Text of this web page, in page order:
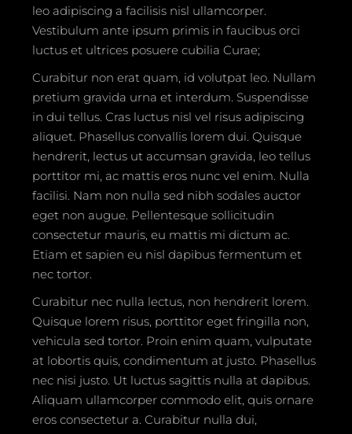
leo adipiscing a facilisis nisl ullamcorper.
Vestibulum ante ipsum primis in faucibus orci
luctus et ultrices posuere cubilia Curae;
Curabitur non erat quam, id volutpat leo. Nullam
pretium gravida urna et interdum. Suspendisse
in dui tellus. Cras luctus nisl vel risus adipiscing
aliquet. Phasellus convallis lorem dui. Quisque
hendrerit, lectus ut accumsan gravida, leo tellus
porttitor mi, ac mattis eros nunc vel enim. Nulla
facilisi. Nam non nulla sed nibh sodales auctor
eget non augue. Pellentesque sollicitudin
consectetur mauris, eu mattis mi dictum ac.
Etiam et sapien eu nisl dapibus fermentum et
nec tortor.
Curabitur nec nulla lectus, non hendrerit lorem.
Quisque lorem risus, porttitor eget fringilla non,
vehicula sed tortor. Proin enim quam, vulputate
at lobortis quis, condimentum at justo. Phasellus
nec nisi justo. Ut luctus sagittis nulla at dapibus.
Aliquam ullamcorper commodo elit, quis ornare
eros consectetur a. Curabitur nulla dui,